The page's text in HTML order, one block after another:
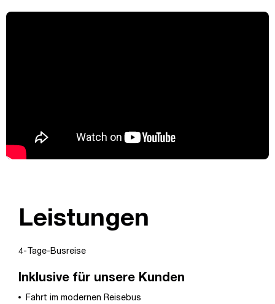
Leistungen
4-Tage-Busreise
Inklusive für unsere Kunden
Fahrt im modernen Reisebus